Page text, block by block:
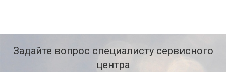
Задайте вопрос специалисту сервисного
центра